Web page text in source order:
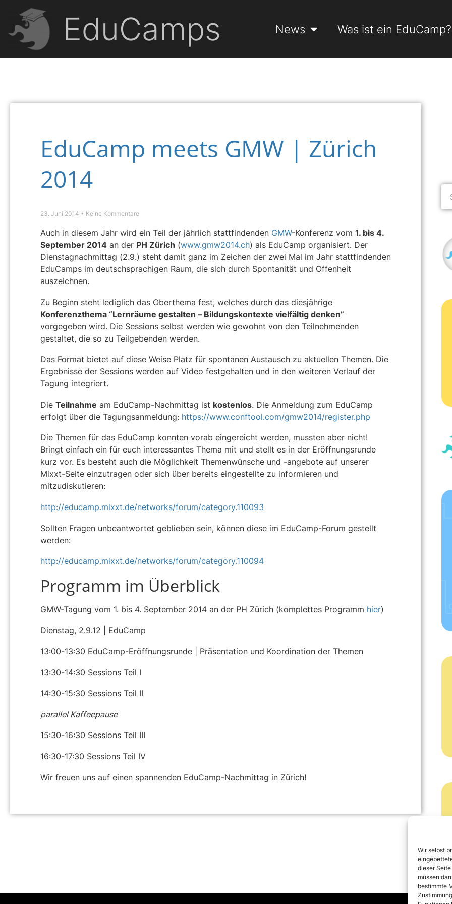
Wir selbst
dieser
müssen
bestimmte
EduCamps News Was ist ein EduCamp?
EduCamp meets GMW | Zürich
2014
23. Juni 2014 Keine Kommentare
Auch in diesem Jahr wird ein Teil der jährlich stattfindenden GMW-Konferenz vom 1. bis 4.
September 2014 an der PH Zürich (www.gmw2014.ch) als EduCamp organisiert. Der
Dienstagnachmittag (2.9.) steht damit ganz im Zeichen der zwei Mal im Jahr stattfindenden
EduCamps im deutschsprachigen Raum, die sich durch Spontanität und Offenheit
auszeichnen.
Zu Beginn steht lediglich das Oberthema fest, welches durch das diesjährige
Konferenzthema “Lernräume gestalten – Bildungskontexte vielfältig denken”
vorgegeben wird. Die Sessions selbst werden wie gewohnt von den Teilnehmenden
gestaltet, die so zu Teilgebenden werden.
Das Format bietet auf diese Weise Platz für spontanen Austausch zu aktuellen Themen. Die
Ergebnisse der Sessions werden auf Video festgehalten und in den weiteren Verlauf der
Tagung integriert.
Die Teilnahme am EduCamp-Nachmittag ist kostenlos. Die Anmeldung zum EduCamp
erfolgt über die Tagungsanmeldung: https://www.conftool.com/gmw2014/register.php
Die Themen für das EduCamp konnten vorab eingereicht werden, mussten aber nicht!
Bringt einfach ein für euch interessantes Thema mit und stellt es in der Eröffnungsrunde
kurz vor. Es besteht auch die Möglichkeit Themenwünsche und -angebote auf unserer
Mixxt-Seite einzutragen oder sich über bereits eingestellte zu informieren und
mitzudiskutieren:
http://educamp.mixxt.de/networks/forum/category.110093
Sollten Fragen unbeantwortet geblieben sein, können diese im EduCamp-Forum gestellt
werden:
http://educamp.mixxt.de/networks/forum/category.110094
Programm im Überblick
GMW-Tagung vom 1. bis 4. September 2014 an der PH Zürich (komplettes Programm hier)
Dienstag, 2.9.12 | EduCamp
13:00-13:30 EduCamp-Eröffnungsrunde | Präsentation und Koordination der Themen
13:30-14:30 Sessions Teil I
14:30-15:30 Sessions Teil II
parallel Kaffeepause
15:30-16:30 Sessions Teil III
16:30-17:30 Sessions Teil IV
Wir freuen uns auf einen spannenden EduCamp-Nachmittag in Zürich!